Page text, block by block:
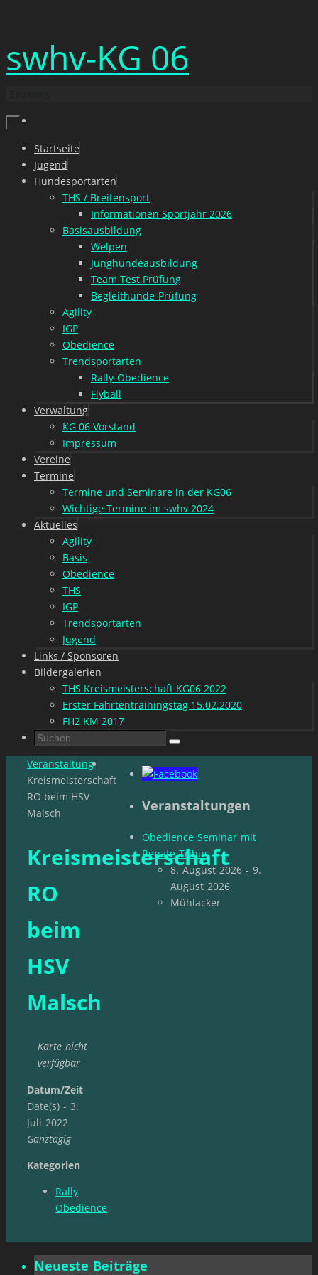
Inhalt
springen
swhv-KG 06
Zum
Inhalt
springen
Startseite
Jugend
Hundesportarten
THS / Breitensport
Informationen Sportjahr 2026
Basisausbildung
Welpen
Junghundeausbildung
Team Test Prüfung
Begleithunde-Prüfung
Agility
IGP
Obedience
Trendsportarten
Rally-Obedience
Flyball
Verwaltung
KG 06 Vorstand
Impressum
Vereine
Termine
Termine und Seminare in der KG06
Wichtige Termine im swhv 2024
Aktuelles
Agility
Basis
Obedience
THS
IGP
Trendsportarten
Jugend
Links / Sponsoren
Bildergalerien
THS Kreismeisterschaft KG06 2022
Erster Fährtentrainingstag 15.02.2020
FH2 KM 2017
Suchen
nach:
Suchen
Start
Veranstaltung
Kreismeisterschaft
RO beim HSV
Malsch
Kreismeisterschaft
RO
beim
HSV
Malsch
Karte nicht
verfügbar
Datum/Zeit
Date(s) - 3.
Juli 2022
Ganztägig
Kategorien
Rally
Obedience
Veranstaltungen
Obedience Seminar mit
Renate Tribus
8. August 2026 - 9.
August 2026
Mühlacker
Neueste Beiträge